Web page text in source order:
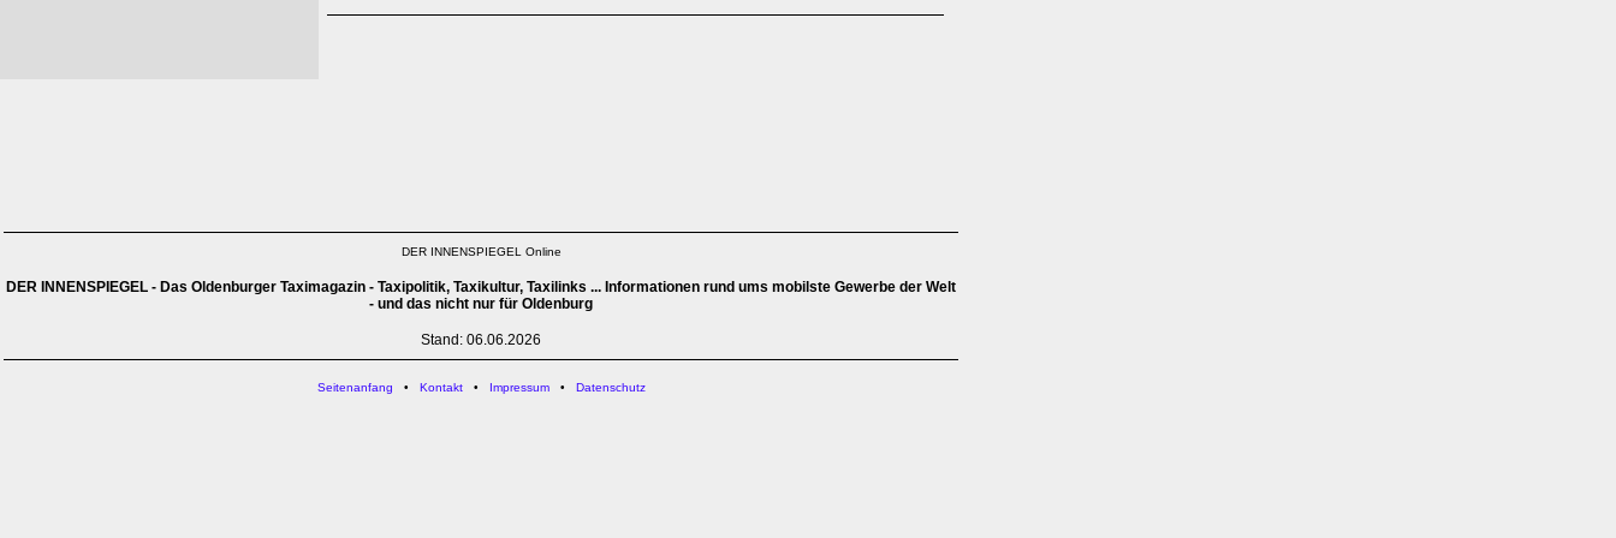
DER INNENSPIEGEL Online
DER INNENSPIEGEL - Das Oldenburger Taximagazin - Taxipolitik, Taxikultur, Taxilinks ... Informationen rund ums mobilste Gewerbe der Welt
- und das nicht nur für Oldenburg
Stand: 06.06.2026
Seitenanfang • Kontakt• Impressum• Datenschutz